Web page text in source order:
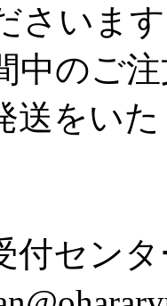
さいま
中のご
送をい
付セン